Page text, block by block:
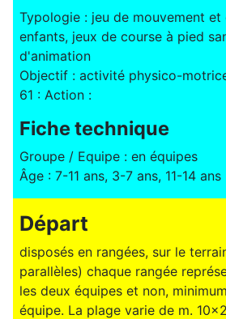
Typologie : jeu de mouvement
enfants, jeux de course à pied
d'animation
Objectif : activité physico-
61 : Action :
Fiche technique
Groupe / Equipe : en équipes
Âge : 7-11 ans, 3-7 ans, 11-14 ans
Départ
disposés en rangées, sur le
parallèles) chaque rangée
les deux équipes et non,
équipe. La plage varie de m.